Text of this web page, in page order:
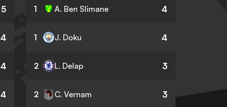
5
4
4
4
1 A. Ben Slimane 4
1 J. Doku 4
2 L. Delap 3
2 C. Vernam 3